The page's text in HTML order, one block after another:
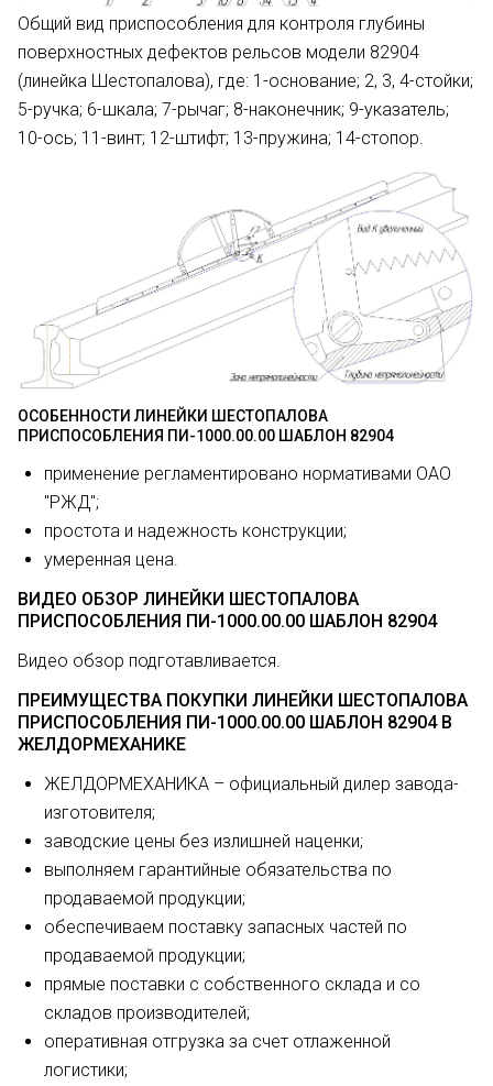
Общий вид приспособления для контроля глубины
поверхностных дефектов рельсов модели 82904
(линейка Шестопалова), где: 1-основание; 2, 3, 4-стойки;
5-ручка; 6-шкала; 7-рычаг; 8-наконечник; 9-указатель;
10-ось; 11-винт; 12-штифт; 13-пружина; 14-стопор.
ОСОБЕННОСТИ ЛИНЕЙКИ ШЕСТОПАЛОВА
ПРИСПОСОБЛЕНИЯ ПИ-1000.00.00 ШАБЛОН 82904
применение регламентировано нормативами ОАО
"РЖД";
простота и надежность конструкции;
умеренная цена.
ВИДЕО ОБЗОР ЛИНЕЙКИ ШЕСТОПАЛОВА
ПРИСПОСОБЛЕНИЯ ПИ-1000.00.00 ШАБЛОН 82904
Видео обзор подготавливается.
ПРЕИМУЩЕСТВА ПОКУПКИ ЛИНЕЙКИ ШЕСТОПАЛОВА
ПРИСПОСОБЛЕНИЯ ПИ-1000.00.00 ШАБЛОН 82904 В
ЖЕЛДОРМЕХАНИКЕ
ЖЕЛДОРМЕХАНИКА – официальный дилер завода-
изготовителя;
заводские цены без излишней наценки;
выполняем гарантийные обязательства по
продаваемой продукции;
обеспечиваем поставку запасных частей по
продаваемой продукции;
прямые поставки с собственного склада и со
складов производителей;
оперативная отгрузка за счет отлаженной
логистики;